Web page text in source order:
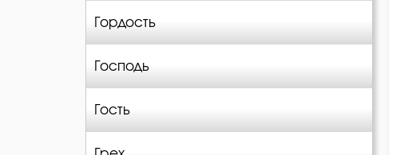
Гордость
Господь
Гость